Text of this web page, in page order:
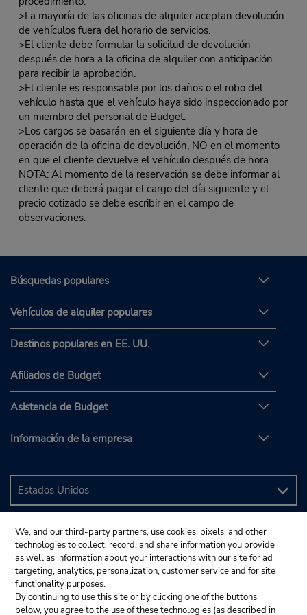
>La mayoría de las oficinas de alquiler aceptan devolución
de vehículos fuera del horario de servicios.
>El cliente debe formular la solicitud de devolución
después de hora a la oficina de alquiler con anticipación
para recibir la aprobación.
>El cliente es responsable por los daños o el robo del
vehículo hasta que el vehículo haya sido inspeccionado por
un miembro del personal de Budget.
>Los cargos se basarán en el siguiente día y hora de
operación de la oficina de devolución, NO en el momento
en que el cliente devuelve el vehículo después de hora.
NOTA: Al momento de la reservación se debe informar al
cliente que deberá pagar el cargo del día siguiente y el
precio cotizado se debe escribir en el campo de
observaciones.
Búsquedas populares
Vehículos de alquiler populares
Destinos populares en EE. UU.
Afiliados de Budget
Asistencia de Budget
Información de la empresa
We, and our third-party partners, use cookies, pixels, and other
technologies to collect, record, and share information you provide
as well as information about your interactions with our site for ad
targeting, analytics, personalization, customer service and for site
functionality purposes.
By continuing to use this site or by clicking one of the buttons
below, you agree to the use of these technologies (as described in